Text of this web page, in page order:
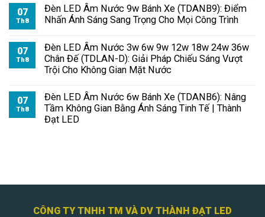
07
Th8
Đèn LED Âm Nước 9w Bánh Xe (TDANB9): Điểm
Nhấn Ánh Sáng Sang Trọng Cho Mọi Công Trình
07
Th8
Đèn LED Âm Nước 3w 6w 9w 12w 18w 24w 36w
Chân Đế (TDLAN-D): Giải Pháp Chiếu Sáng Vượt
Trội Cho Không Gian Mặt Nước
07
Th8
Đèn LED Âm Nước 6w Bánh Xe (TDANB6): Nâng
Tầm Không Gian Bằng Ánh Sáng Tinh Tế | Thành
Đạt LED
CÔNG TY TNHH TM VÀ DV THÀNH ĐẠT LED